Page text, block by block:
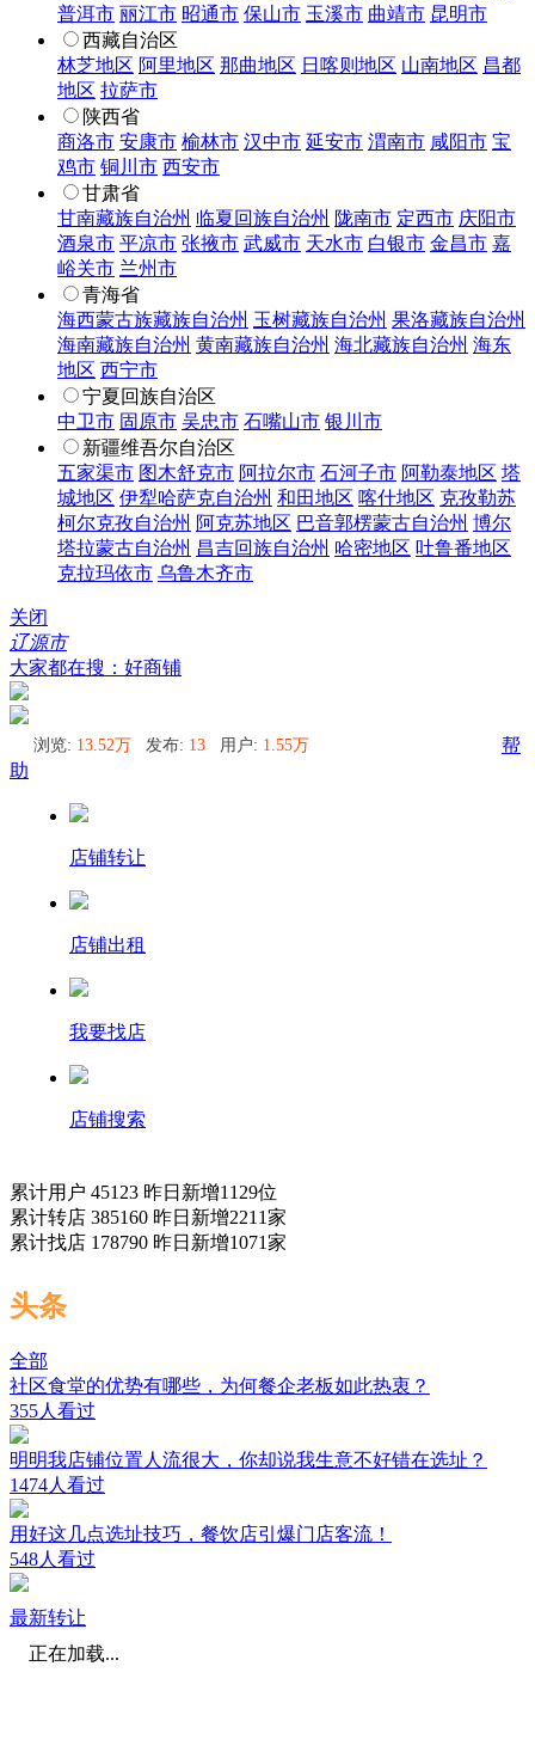
普洱市 丽江市 昭通市 保山市 玉溪市 曲靖市 昆明市
西藏自治区
林芝地区 阿里地区 那曲地区 日喀则地区 山南地区 昌都
地区 拉萨市
陕西省
商洛市 安康市 榆林市 汉中市 延安市 渭南市 咸阳市 宝
鸡市 铜川市 西安市
甘肃省
甘南藏族自治州 临夏回族自治州 陇南市 定西市 庆阳市
酒泉市 平凉市 张掖市 武威市 天水市 白银市 金昌市 嘉
峪关市 兰州市
青海省
海西蒙古族藏族自治州 玉树藏族自治州 果洛藏族自治州
海南藏族自治州 黄南藏族自治州 海北藏族自治州 海东
地区 西宁市
宁夏回族自治区
中卫市 固原市 吴忠市 石嘴山市 银川市
新疆维吾尔自治区
五家渠市 图木舒克市 阿拉尔市 石河子市 阿勒泰地区 塔
城地区 伊犁哈萨克自治州 和田地区 喀什地区 克孜勒苏
柯尔克孜自治州 阿克苏地区 巴音郭楞蒙古自治州 博尔
塔拉蒙古自治州 昌吉回族自治州 哈密地区 吐鲁番地区
克拉玛依市 乌鲁木齐市
关闭
辽源市
大家都在搜：好商铺
浏览: 13.52万 发布: 13 用户: 1.55万
帮
助
店铺转让
店铺出租
我要找店
店铺搜索
累计用户 45123 昨日新增1129位
累计转店 385160 昨日新增2211家
累计找店 178790 昨日新增1071家
头条
全部
社区食堂的优势有哪些，为何餐企老板如此热衷？
355人看过
明明我店铺位置人流很大，你却说我生意不好错在选址？
1474人看过
用好这几点选址技巧，餐饮店引爆门店客流！
548人看过
最新转让
正在加载...